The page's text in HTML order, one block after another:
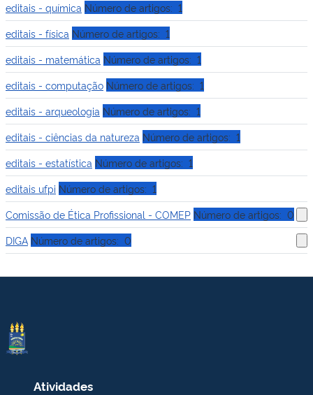
editais - química Número de artigos: 1
editais - física Número de artigos: 1
editais - matemática Número de artigos: 1
editais - computação Número de artigos: 1
editais - arqueologia Número de artigos: 1
editais - ciências da natureza Número de artigos: 1
editais - estatística Número de artigos: 1
editais ufpi Número de artigos: 1
Comissão de Ética Profissional - COMEP Número de artigos: 0
DIGA Número de artigos: 0
Atividades